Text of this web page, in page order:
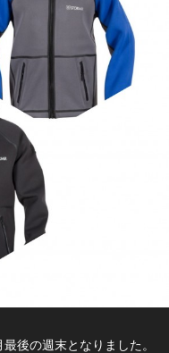
後の週末となりました。